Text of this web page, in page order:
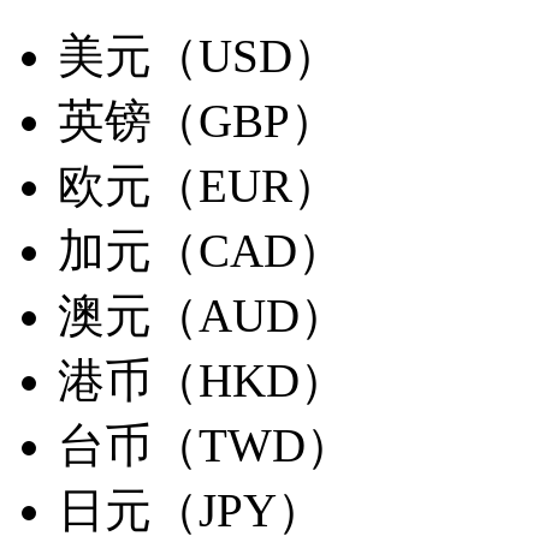
美元（USD）
英镑（GBP）
欧元（EUR）
加元（CAD）
澳元（AUD）
港币（HKD）
台币（TWD）
日元（JPY）